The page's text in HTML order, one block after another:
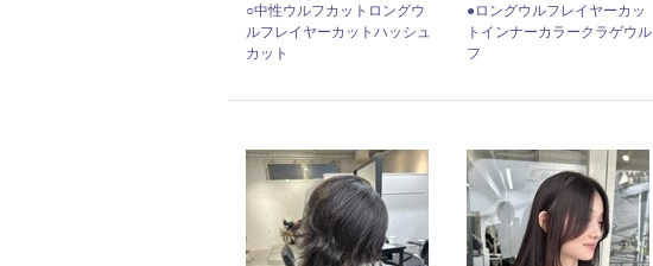
○中性ウルフカットロングウ
ルフレイヤーカットハッシュ
カット
●ロングウルフレイヤーカッ
トインナーカラークラゲウル
フ